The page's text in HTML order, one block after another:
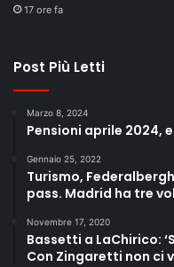
17 ore fa
Post Più Letti
Marzo 8, 2024
Pensioni aprile 2024,
Gennaio 25, 2022
Turismo,
pass. Madrid ha tre
Novembre 17, 2020
Bassetti a LaChirico:
Con Zingaretti non ci